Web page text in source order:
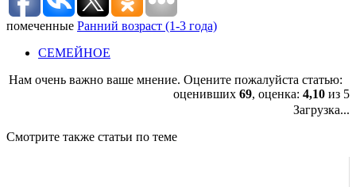
помеченные Ранний возраст (1-3 года)
СЕМЕЙНОЕ
Нам очень важно ваше мнение. Оцените пожалуйста статью:
оценивших 69, оценка: 4,10 из 5
Загрузка...
Смотрите также статьи по теме